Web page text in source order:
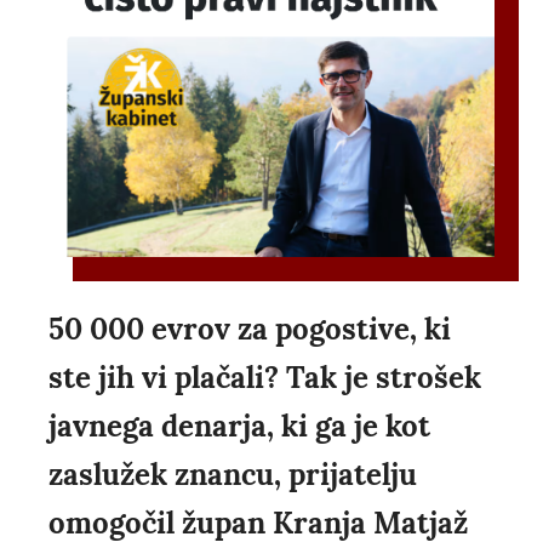
50 000 evrov za pogostive, ki
ste jih vi plačali? Tak je strošek
javnega denarja, ki ga je kot
zaslužek znancu, prijatelju
omogočil župan Kranja Matjaž